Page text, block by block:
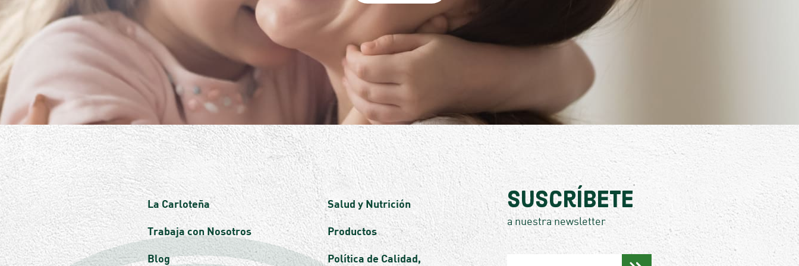
La Carloteña
Trabaja con Nosotros
Blog
Salud y Nutrición
Productos
Política de Calidad,
Suscríbete
a nuestra newsletter
Por